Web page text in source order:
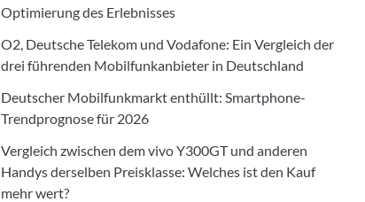
Optimierung des Erlebnisses
O2, Deutsche Telekom und Vodafone: Ein Vergleich der
drei führenden Mobilfunkanbieter in Deutschland
Deutscher Mobilfunkmarkt enthüllt: Smartphone-
Trendprognose für 2026
Vergleich zwischen dem vivo Y300GT und anderen
Handys derselben Preisklasse: Welches ist den Kauf
mehr wert?